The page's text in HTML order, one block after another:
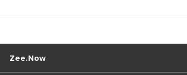
Zee.Now